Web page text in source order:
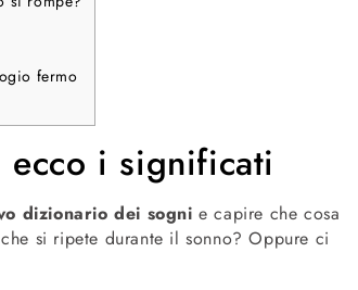
fermo
i significati
dizionario dei sogni e capire che cosa
si ripete durante il sonno? Oppure ci